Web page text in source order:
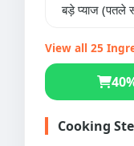
बड़े प्याज (पतले
View all 25
Cooking